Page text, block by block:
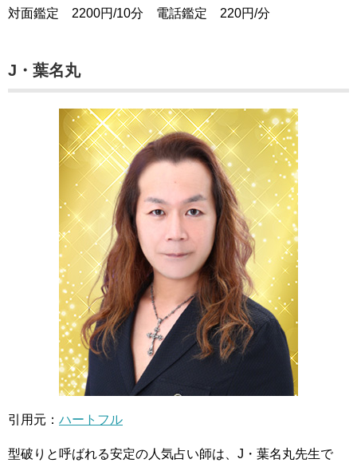
対面鑑定 2200円/10分 電話鑑定 220円/分
J・葉名丸
引用元： ハートフル
型破りと呼ばれる安定の人気占い師は、J・葉名丸先生で